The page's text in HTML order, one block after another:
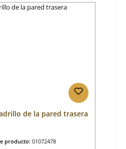
de la pared trasera
producto: 01072478